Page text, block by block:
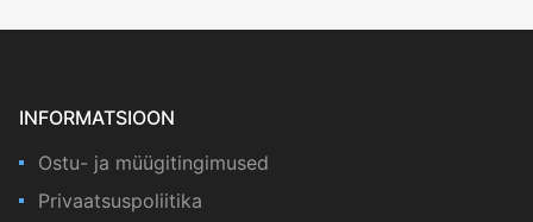
INFORMATSIOON
Ostu- ja müügitingimused
Privaatsuspoliitika